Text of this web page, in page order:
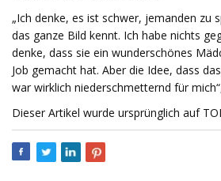
„Ich denke, es ist schwer, jemanden zu
das ganze Bild kennt. Ich habe nichts
denke, dass sie ein wunderschönes
Job gemacht hat. Aber die Idee, dass
war wirklich niederschmetternd für
Dieser Artikel wurde ursprünglich auf